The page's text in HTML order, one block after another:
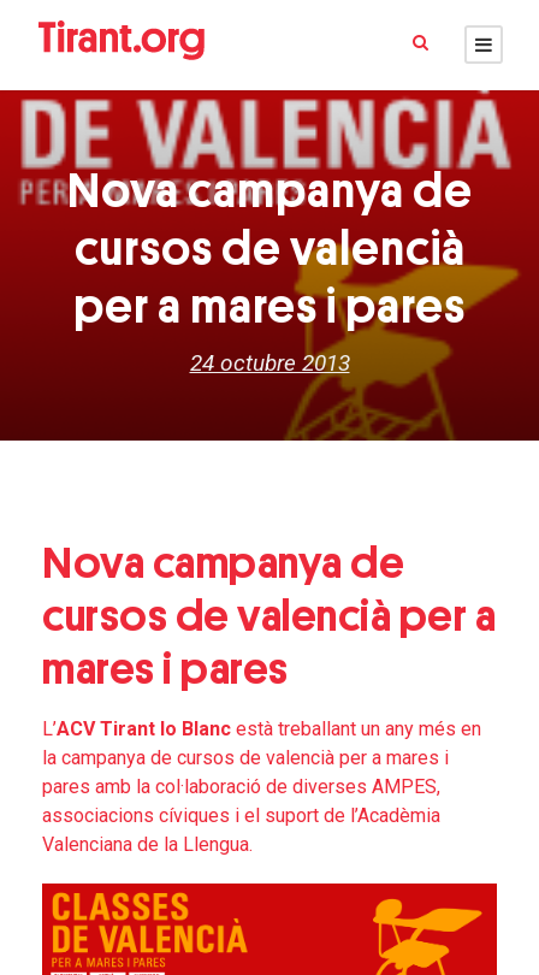
Nova campanya de
cursos de valencià
per a mares i pares
24 octubre 2013
Nova campanya de
cursos de valencià per a
mares i pares
L’ACV Tirant lo Blanc està treballant un any més en
la campanya de cursos de valencià per a mares i
pares amb la col·laboració de diverses AMPES,
associacions cíviques i el suport de l’Acadèmia
Valenciana de la Llengua.